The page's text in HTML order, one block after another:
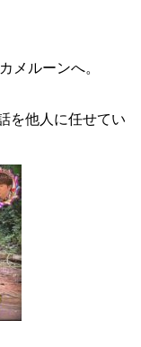
メルーンへ。
を他人に任せてい